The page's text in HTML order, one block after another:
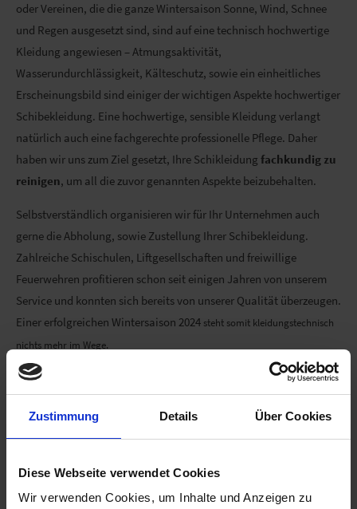
Zustimmung Details Über Cookies
Diese Webseite verwendet Cookies
Wir verwenden Cookies, um Inhalte und Anzeigen zu
oder Vereinen, die die ganze Wintersaison Sonne, Wind, Schnee
und Regen ausgesetzt sind, sind auf eine technisch hochwertige
Kleidung angewiesen – Atmungsaktivität,
Wasserundurchlässigkeit, Kälteschutz, sowie ein einheitliches
Erscheinungsbild sind einiger der wichtigen Aspekte hochwertiger
Schibekleidung. Eine hochwertige, sensible Kleidung verlangt
natürlich auch eine fachgerechte professionelle Pflege. Daher
haben wir uns zum Ziel gesetzt, Ihre Schikleidung fachkundig zu
reinigen, um all die zuvor genannten Aspekte beizubehalten.
Selbstverständlich organisieren wir für Ihr Unternehmen auch
gerne die Abholung, sowie Zustellung Ihrer Schibekleidung.
Zahlreiche Schischulen, Liftgesellschaften und freiwillige
Feuerwehren profitieren schon seit einigen Jahren von unserem
Service und konnten sich bereits von unserer Qualität überzeugen.
Einer erfolgreichen Wintersaison 2024 steht somit kleidungstechnisch
nichts mehr im Wege.